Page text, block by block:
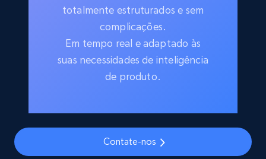
totalmente estruturados e sem
complicações.
Em tempo real e adaptado às
suas necessidades de inteligência
de produto.
Contate-nos